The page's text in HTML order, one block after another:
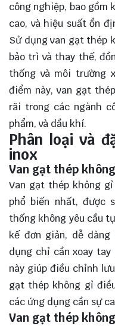
công nghiệp, bao gồm
cao, và hiệu suất ổn
Sử dụng van gạt thép
bảo trì và thay thế,
thống và môi trường
điểm này, van gạt
rãi trong các ngành
phẩm, và dầu khí.
Phân loại và
inox
Van gạt thép
Van gạt thép không
phổ biến nhất, được
thống không yêu cầu
kế đơn giản, dễ
dụng chỉ cần xoay
này giúp điều chỉnh
gạt thép không gỉ
các ứng dụng cần sự
Van gạt thép